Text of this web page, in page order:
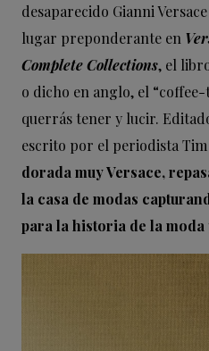
desaparecido Gianni
lugar preponderante en
Complete Collections, el
o dicho en anglo, el
querrás tener y lucir.
escrito por el periodista
dorada muy Versace,
la casa de modas
para la historia de la